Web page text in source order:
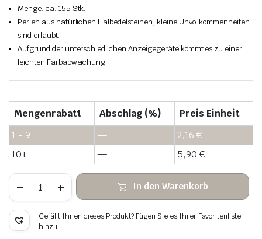
Menge: ca. 155 Stk.
Perlen aus natürlichen Halbedelsteinen, kleine Unvollkommenheiten
sind erlaubt.
Aufgrund der unterschiedlichen Anzeigegeräte kommt es zu einer
leichten Farbabweichung.
Mengenrabatt Abschlag (%)
Preis Einheit
1 - 9
— 2,16 €
10+
— 5,90 €
tigre
cuentas
heishi
In den Warenkorb
Gefällt Ihnen dieses Produkt? Fügen Sie es Ihrer Favoritenliste
hinzu.